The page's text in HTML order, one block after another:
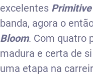
excelentes Primitive
banda, agora o
Bloom. Com quatro
madura e certa de
uma etapa na